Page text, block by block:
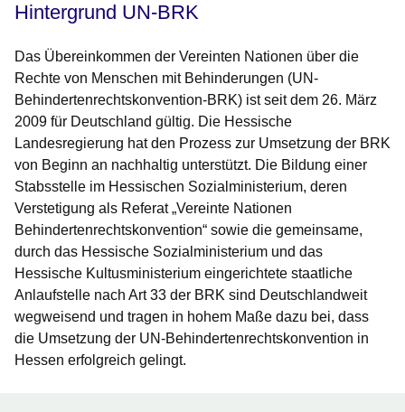
Hintergrund UN-BRK
Das Übereinkommen der Vereinten Nationen über die
Rechte von Menschen mit Behinderungen (UN-
Behindertenrechtskonvention-BRK) ist seit dem 26. März
2009 für Deutschland gültig. Die Hessische
Landesregierung hat den Prozess zur Umsetzung der BRK
von Beginn an nachhaltig unterstützt. Die Bildung einer
Stabsstelle im Hessischen Sozialministerium, deren
Verstetigung als Referat „Vereinte Nationen
Behindertenrechtskonvention“ sowie die gemeinsame,
durch das Hessische Sozialministerium und das
Hessische Kultusministerium eingerichtete staatliche
Anlaufstelle nach Art 33 der BRK sind Deutschlandweit
wegweisend und tragen in hohem Maße dazu bei, dass
die Umsetzung der UN-Behindertenrechtskonvention in
Hessen erfolgreich gelingt.